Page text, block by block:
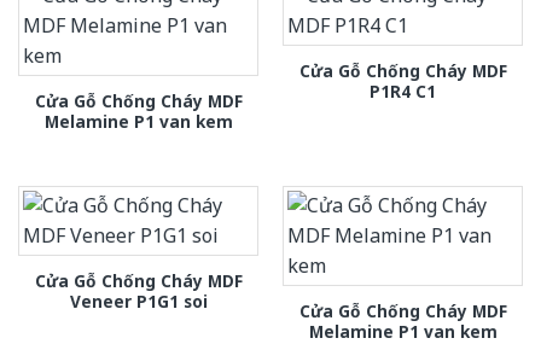
Cửa Gỗ Chống Cháy MDF
Melamine P1 van kem
Cửa Gỗ Chống Cháy MDF
P1R4 C1
Cửa Gỗ Chống Cháy MDF
Veneer P1G1 soi
Cửa Gỗ Chống Cháy MDF
Melamine P1 van kem